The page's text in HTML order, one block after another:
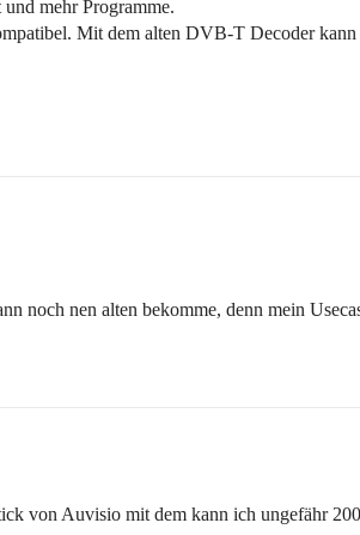
mehr Programme.
Mit dem alten DVB-T Decoder kann
noch nen alten bekomme, denn mein
von Auvisio mit dem kann ich ungefähr